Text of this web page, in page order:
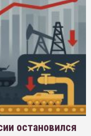
остановился